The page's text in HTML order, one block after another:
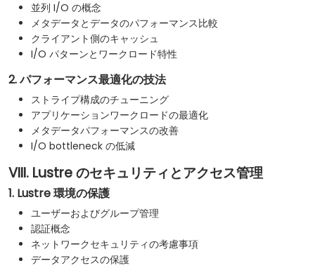
並列 I/O の概念
メタデータとデータのパフォーマンス比較
クライアント側のキャッシュ
I/O パターンとワークロード特性
2. パフォーマンス最適化の技法
ストライプ構成のチューニング
アプリケーションワークロードの最適化
メタデータパフォーマンスの改善
I/O bottleneck の低減
VIII. Lustre のセキュリティとアクセス管理
1. Lustre 環境の保護
ユーザーおよびグループ管理
認証概念
ネットワークセキュリティの考慮事項
データアクセスの保護